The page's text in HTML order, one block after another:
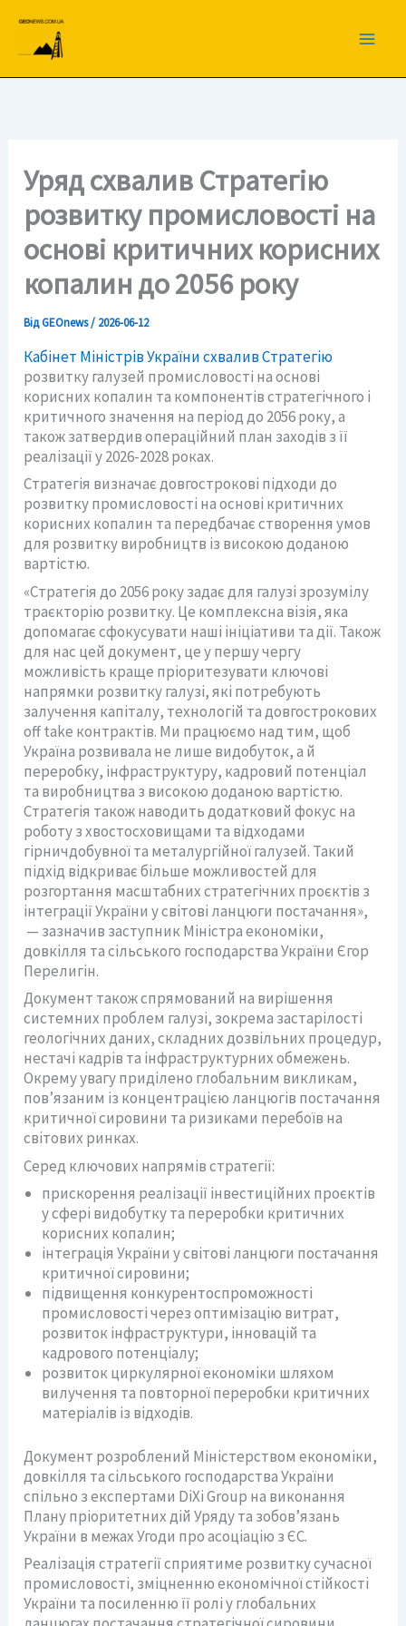
вмісту
Уряд схвалив Стратегію
розвитку промисловості на
основі критичних корисних
копалин до 2056 року
ВідGEOnews/ 2026-06-12
Кабінет Міністрів України схвалив Стратегію
розвитку галузей промисловості на основі
корисних копалин та компонентів стратегічного і
критичного значення на період до 2056 року, а
також затвердив операційний план заходів з її
реалізації у 2026-2028 роках.
Стратегія визначає довгострокові підходи до
розвитку промисловості на основі критичних
корисних копалин та передбачає створення умов
для розвитку виробництв із високою доданою
вартістю.
«Стратегія до 2056 року задає для галузі зрозумілу
траєкторію розвитку. Це комплексна візія, яка
допомагає сфокусувати наші ініціативи та дії. Також
для нас цей документ, це у першу чергу
можливість краще пріоритезувати ключові
напрямки розвитку галузі, які потребують
залучення капіталу, технологій та довгострокових
off take контрактів. Ми працюємо над тим, щоб
Україна розвивала не лише видобуток, а й
переробку, інфраструктуру, кадровий потенціал
та виробництва з високою доданою вартістю.
Стратегія також наводить додатковий фокус на
роботу з хвостосховищами та відходами
гірничдобувної та металургійної галузей. Такий
підхід відкриває більше можливостей для
розгортання масштабних стратегічних проєктів з
інтеграції України у світові ланцюги постачання»,
— зазначив заступник Міністра економіки,
довкілля та сільського господарства України Єгор
Перелигін.
Документ також спрямований на вирішення
системних проблем галузі, зокрема застарілості
геологічних даних, складних дозвільних процедур,
нестачі кадрів та інфраструктурних обмежень.
Окрему увагу приділено глобальним викликам,
пов’язаним із концентрацією ланцюгів постачання
критичної сировини та ризиками перебоїв на
світових ринках.
Серед ключових напрямів стратегії:
прискорення реалізації інвестиційних проєктів
у сфері видобутку та переробки критичних
корисних копалин;
інтеграція України у світові ланцюги постачання
критичної сировини;
підвищення конкурентоспроможності
промисловості через оптимізацію витрат,
розвиток інфраструктури, інновацій та
кадрового потенціалу;
розвиток циркулярної економіки шляхом
вилучення та повторної переробки критичних
матеріалів із відходів.
Документ розроблений Міністерством економіки,
довкілля та сільського господарства України
спільно з експертами DiXi Group на виконання
Плану пріоритетних дій Уряду та зобов’язань
України в межах Угоди про асоціацію з ЄС.
Реалізація стратегії сприятиме розвитку сучасної
промисловості, зміцненню економічної стійкості
України та посиленню її ролі у глобальних